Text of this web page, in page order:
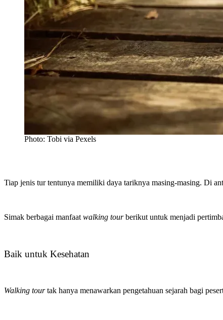
Photo: Tobi via Pexels
Tiap jenis tur tentunya memiliki daya tariknya masing-masing. Di
Simak berbagai manfaat walking tourberikut untuk menjadi
Baik untuk Kesehatan
Walking tourtak hanya menawarkan pengetahuan sejarah bagi